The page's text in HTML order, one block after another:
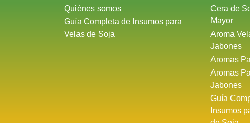
Quiénes somos
Guía Completa de Insumos para
Velas de Soja
Cera de
Mayor
Aroma
Jabones
Aromas
Aromas
Jabones
Guía
Insumos